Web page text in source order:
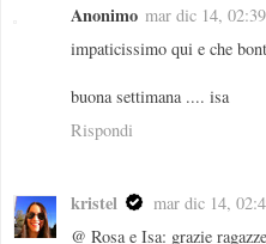
Anonimo mar dic 14,
impaticissimo qui e che
buona settimana .... isa
Rispondi
kristel
mar dic 14,
@ Rosa e Isa: grazie